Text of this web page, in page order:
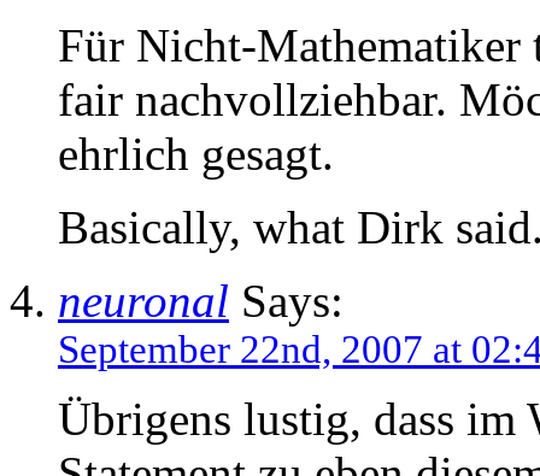
Für Nicht-Mathematiker
fair nachvollziehbar.
ehrlich gesagt.
Basically, what Dirk
neuronal Says:
September 22nd, 2007 at
Übrigens lustig, dass